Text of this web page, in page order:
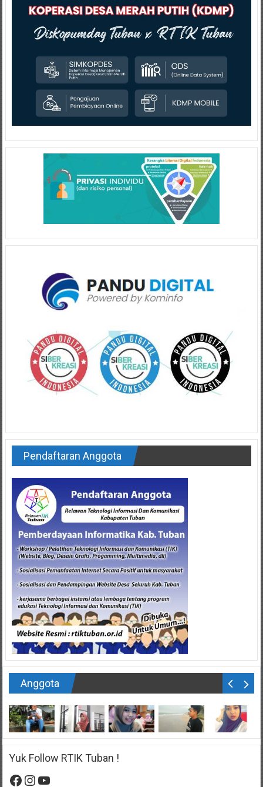
Pendaftaran Anggota
Anggota
Yuk Follow RTIK Tuban !
Facebook InstagramYouTube